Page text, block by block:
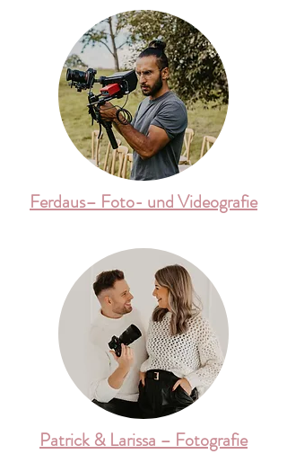
Ferdaus– Foto- und Videografie
Patrick & Larissa – Fotografie